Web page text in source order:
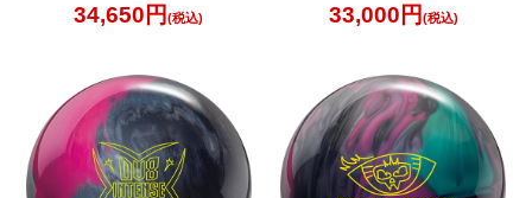
サイトポリシー
更新履歴一覧
34,650円(税込) 33,000円 (税込)